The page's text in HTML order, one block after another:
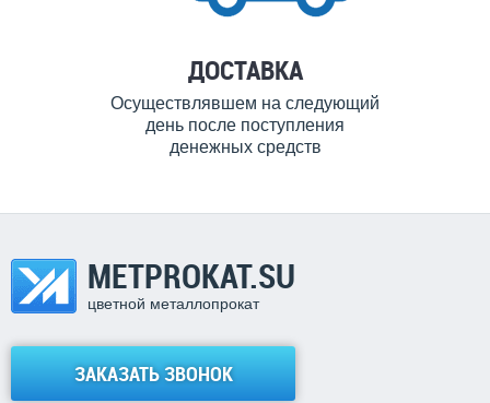
ДОСТАВКА
Осуществлявшем на следующий
день после поступления
денежных средств
METPROKAT.SU
цветной металлопрокат
ЗАКАЗАТЬ ЗВОНОК